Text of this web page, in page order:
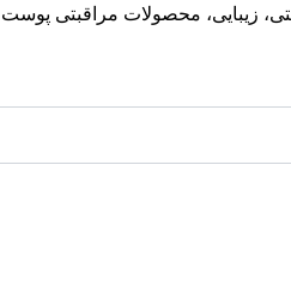
زیبایی، محصولات مراقبتی